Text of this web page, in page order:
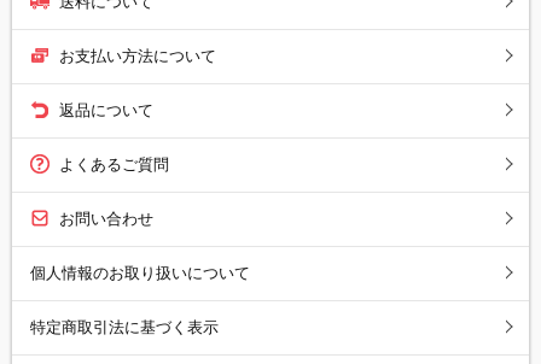
お支払い方法について
返品について
よくあるご質問
お問い合わせ
個人情報のお取り扱いについて
特定商取引法に基づく表示